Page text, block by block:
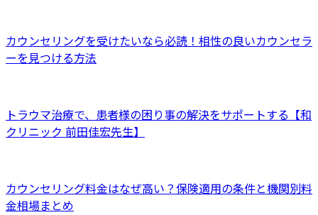
カウンセリングを受けたいなら必読！相性の良いカウンセラ
ーを見つける方法
トラウマ治療で、患者様の困り事の解決をサポートする【和
クリニック 前田佳宏先生】
カウンセリング料金はなぜ高い？保険適用の条件と機関別料
金相場まとめ